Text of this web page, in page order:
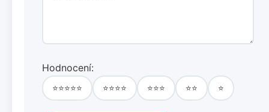
Hodnocení:
⭐⭐⭐⭐⭐ ⭐⭐⭐⭐ ⭐⭐⭐ ⭐⭐ ⭐